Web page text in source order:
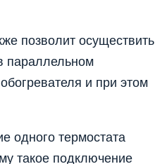
позволит осуществить
параллельном
и при этом
одного термостата
такое подключение